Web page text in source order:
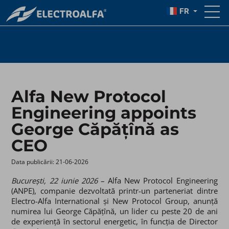
FR
AS CEO
Alfa New Protocol
Engineering appoints
George Căpățînă as
CEO
Data publicării: 21-06-2026 ​
București, 22 iunie 2026 – Alfa New Protocol Engineering
(ANPE), companie dezvoltată printr-un parteneriat dintre
Electro-Alfa International și New Protocol Group, anunță
numirea lui George Căpățînă, un lider cu peste 20 de ani
de experiență în sectorul energetic, în funcția de Director